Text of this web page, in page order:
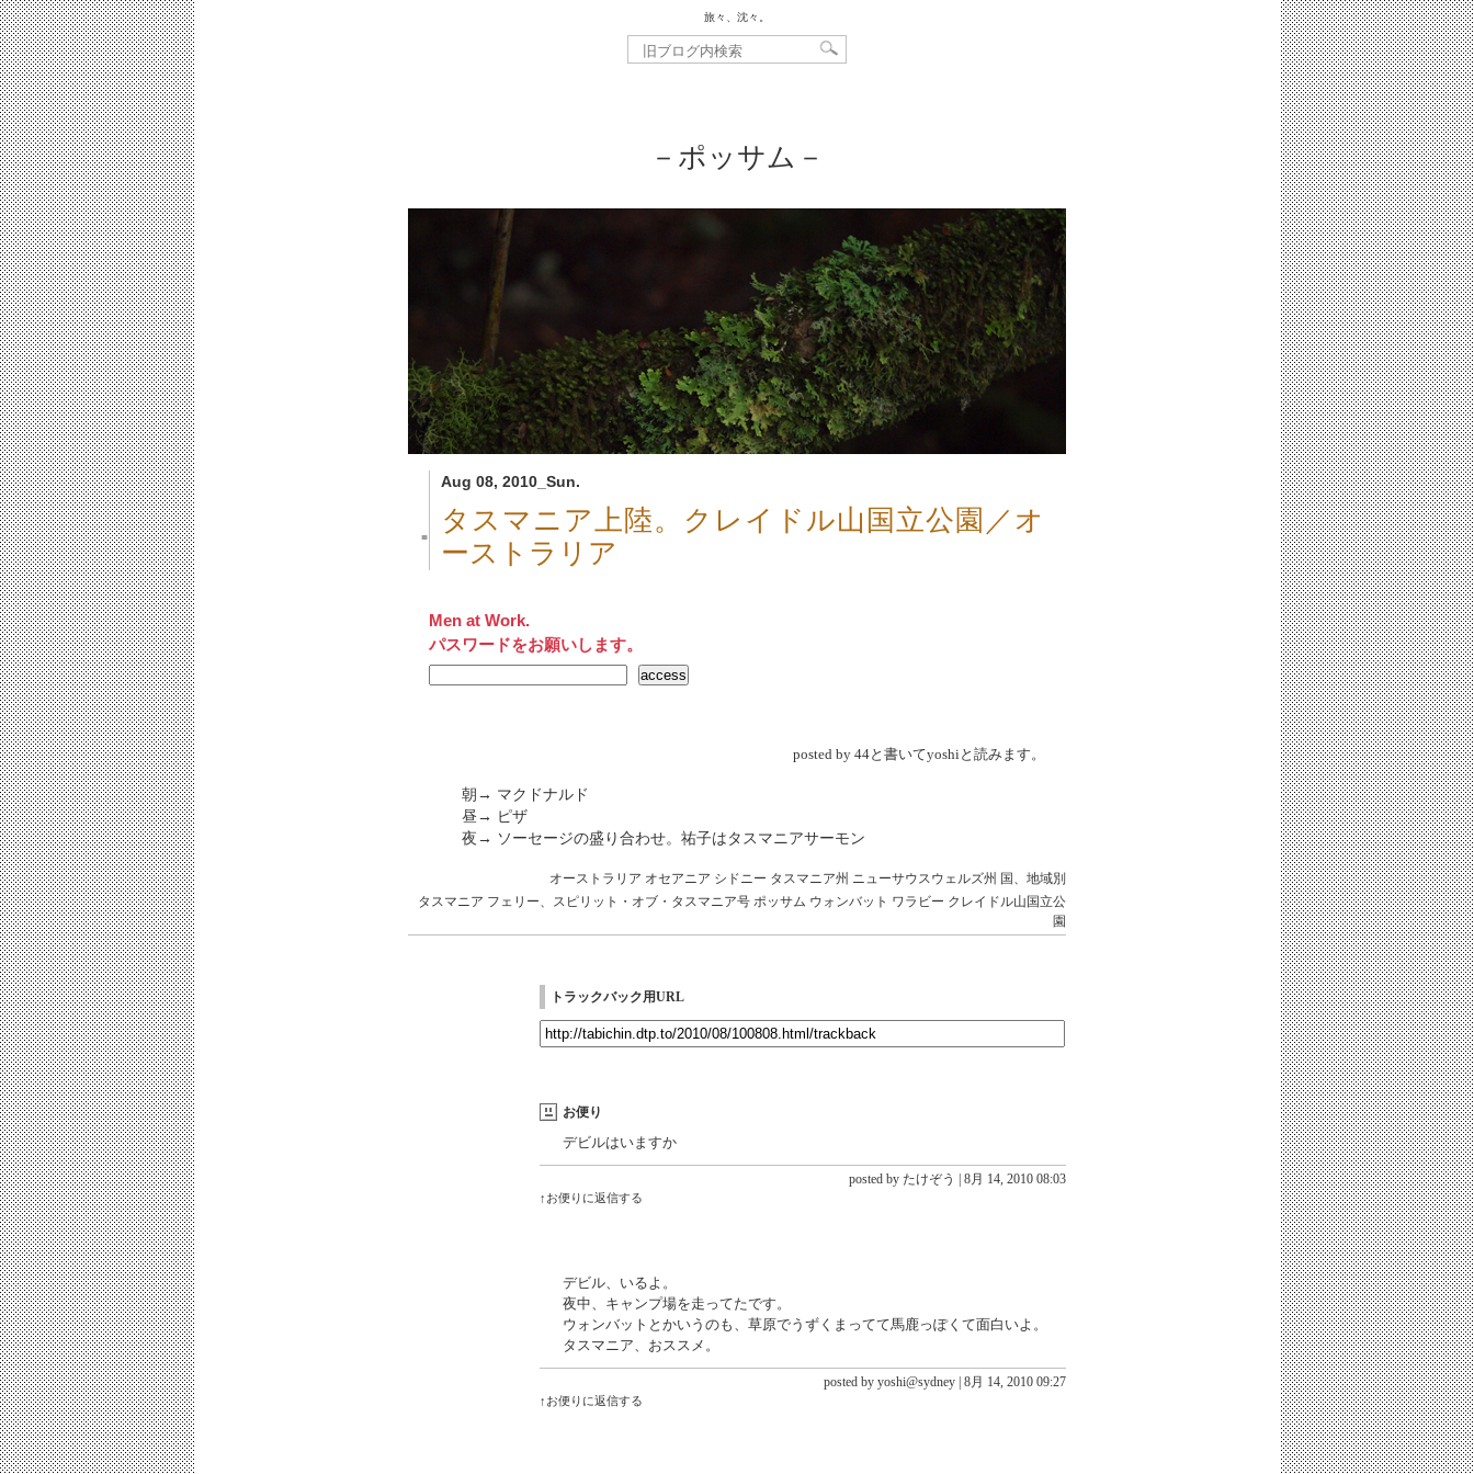
旅々、沈々。
－ポッサム－
Aug 08, 2010_Sun.
■
タスマニア上陸。クレイドル山国立公園／オ
ーストラリア
Men at Work.
パスワードをお願いします。
posted by 44と書いてyoshiと読みます。
朝→ マクドナルド
昼→ ピザ
夜→ ソーセージの盛り合わせ。祐子はタスマニアサーモン
オーストラリア オセアニア シドニー タスマニア州 ニューサウスウェルズ州 国、地域別
タスマニア フェリー、スピリット・オブ・タスマニア号 ポッサム ウォンバット ワラビー クレイドル山国立公
園
トラックバック用URL
お便り
デビルはいますか
posted by たけぞう | 8月 14, 2010 08:03
↑お便りに返信する
デビル、いるよ。
夜中、キャンプ場を走ってたです。
ウォンバットとかいうのも、草原でうずくまってて馬鹿っぽくて面白いよ。
タスマニア、おススメ。
posted by yoshi@sydney | 8月 14, 2010 09:27
↑お便りに返信する